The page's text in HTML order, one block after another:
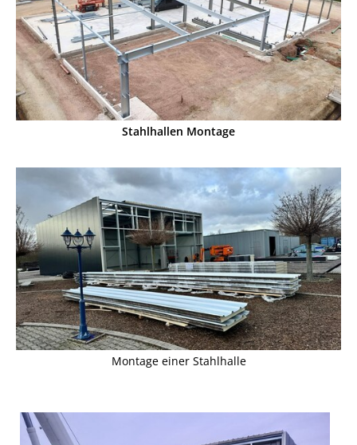
Stahlhallen Montage
Montage einer Stahlhalle